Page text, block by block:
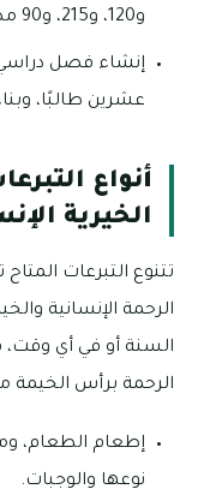
و120، و215، و90 مصلي.
إنشاء فصل
عشرين طالبًا،
أنواع
الخيرية
تتنوع التبرعات
الرحمة الإنسانية
السنة أو في أي وقت،
الرحمة برأس الخيمة
إطعام الطعام،
نوعها والوجبات.